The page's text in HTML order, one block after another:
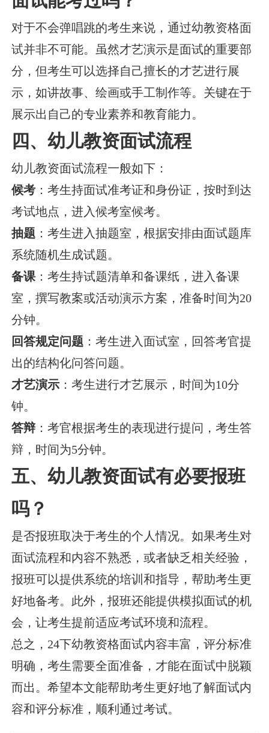
对于不会弹唱跳的考生来说，通过幼教资格面
试并非不可能。虽然才艺演示是面试的重要部
分，但考生可以选择自己擅长的才艺进行展
示，如讲故事、绘画或手工制作等。关键在于
展示出自己的专业素养和教育能力。
四、幼儿教资面试流程
幼儿教资面试流程一般如下：
候考 ：考生持面试准考证和身份证，按时到达
考试地点，进入候考室候考。
抽题 ：考生进入抽题室，根据安排由面试题库
系统随机生成试题。
备课：考生持试题清单和备课纸，进入备课
室，撰写教案或活动演示方案，准备时间为20
分钟。
回答规定问题 ：考生进入面试室，回答考官提
出的结构化问答问题。
才艺演示 ：考生进行才艺展示，时间为10分
钟。
答辩 ：考官根据考生的表现进行提问，考生答
辩，时间为5分钟。
五、幼儿教资面试有必要报班
吗？
是否报班取决于考生的个人情况。如果考生对
面试流程和内容不熟悉，或者缺乏相关经验，
报班可以提供系统的培训和指导，帮助考生更
好地备考。此外，报班还能提供模拟面试的机
会，让考生提前适应考试环境和流程。
总之，24下幼教资格面试内容丰富，评分标准
明确，考生需要全面准备，才能在面试中脱颖
而出。希望本文能帮助考生更好地了解面试内
容和评分标准，顺利通过考试。